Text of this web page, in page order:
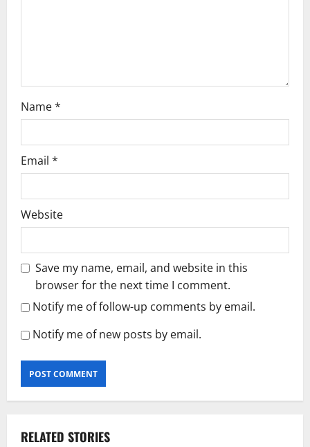
n
Name*
Email *
Website
Save my name, email, and website in this
browser for the next time I comment.
Notify me of follow-up comments by email.
Notify me of new posts by email.
RELATED STORIES